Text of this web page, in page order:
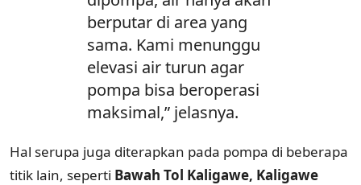
berputar di area yang
sama. Kami menunggu
elevasi air turun agar
pompa bisa beroperasi
maksimal,” jelasnya.
Hal serupa juga diterapkan pada pompa di beberapa
titik lain, seperti Bawah Tol Kaligawe, Kaligawe